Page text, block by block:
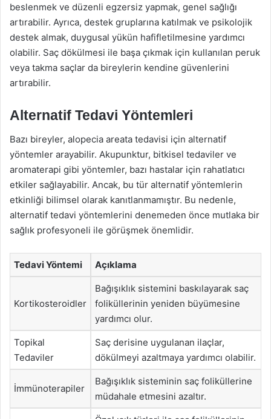
beslenmek ve düzenli egzersiz yapmak, genel sağlığı
artırabilir. Ayrıca, destek gruplarına katılmak ve psikolojik
destek almak, duygusal yükün hafifletilmesine yardımcı
olabilir. Saç dökülmesi ile başa çıkmak için kullanılan peruk
veya takma saçlar da bireylerin kendine güvenlerini
artırabilir.
Alternatif Tedavi Yöntemleri
Bazı bireyler, alopecia areata tedavisi için alternatif
yöntemler arayabilir. Akupunktur, bitkisel tedaviler ve
aromaterapi gibi yöntemler, bazı hastalar için rahatlatıcı
etkiler sağlayabilir. Ancak, bu tür alternatif yöntemlerin
etkinliği bilimsel olarak kanıtlanmamıştır. Bu nedenle,
alternatif tedavi yöntemlerini denemeden önce mutlaka bir
sağlık profesyoneli ile görüşmek önemlidir.
Tedavi Yöntemi Açıklama
Kortikosteroidler
Bağışıklık sistemini baskılayarak saç
foliküllerinin yeniden büyümesine
yardımcı olur.
Topikal
Tedaviler
Saç derisine uygulanan ilaçlar,
dökülmeyi azaltmaya yardımcı olabilir.
İmmünoterapiler
Bağışıklık sisteminin saç foliküllerine
müdahale etmesini azaltır.